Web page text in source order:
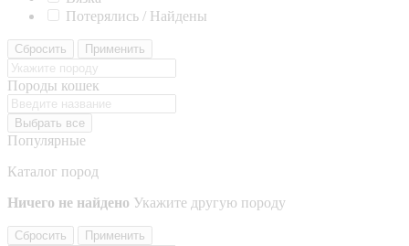
Потерялись / Найдены
Сбросить Применить
Породы кошек
Выбрать все
Популярные
Каталог пород
Ничего не найдено Укажите другую породу
Сбросить Применить